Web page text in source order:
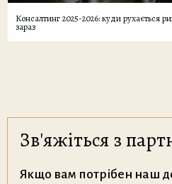
Консалтинг 2025-2026: куди рухається
зараз
Зв'яжіться з
Якщо вам потрібен наш